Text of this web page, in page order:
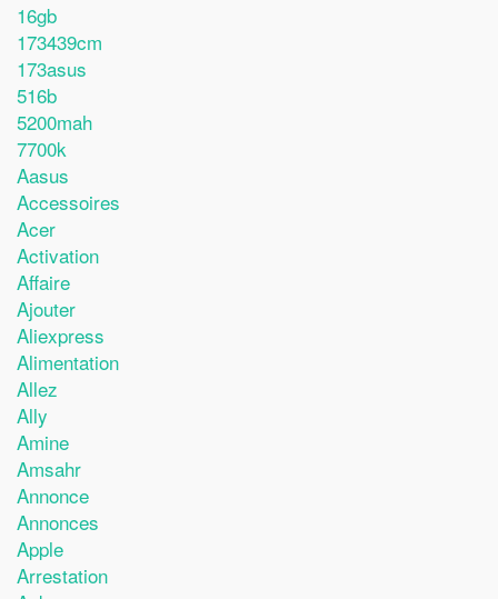
16gb
173439cm
173asus
516b
5200mah
7700k
Aasus
Accessoires
Acer
Activation
Affaire
Ajouter
Aliexpress
Alimentation
Allez
Ally
Amine
Amsahr
Annonce
Annonces
Apple
Arrestation